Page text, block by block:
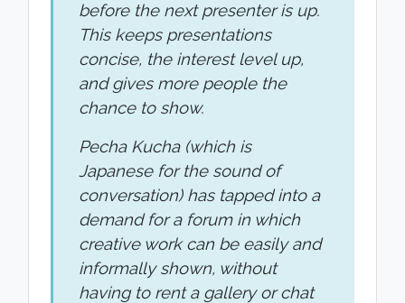
before the next presenter is up.
This keeps presentations
concise, the interest level up,
and gives more people the
chance to show.
Pecha Kucha (which is
Japanese for the sound of
conversation) has tapped into a
demand for a forum in which
creative work can be easily and
informally shown, without
having to rent a gallery or chat